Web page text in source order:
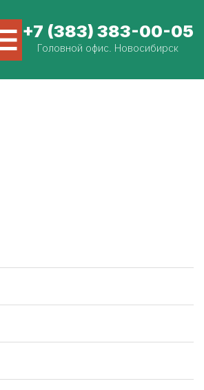
+7 (383) 383-00-05
Головной офис. Новосибирск